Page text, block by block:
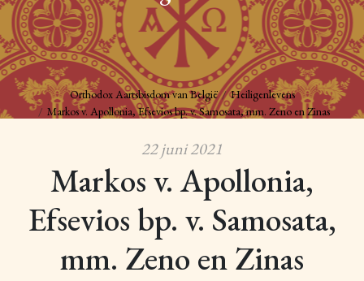
Orthodox Aartsbisdom van België
Heiligenlevens
Markos v. Apollonia, Efsevios bp. v. Samosata, mm. Zeno en Zinas
22 juni 2021
Markos v. Apollonia,
Efsevios bp. v. Samosata,
mm. Zeno en Zinas